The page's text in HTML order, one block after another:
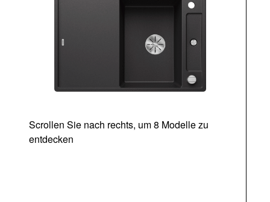
Scrollen Sie nach rechts, um 8 Modelle zu
entdecken